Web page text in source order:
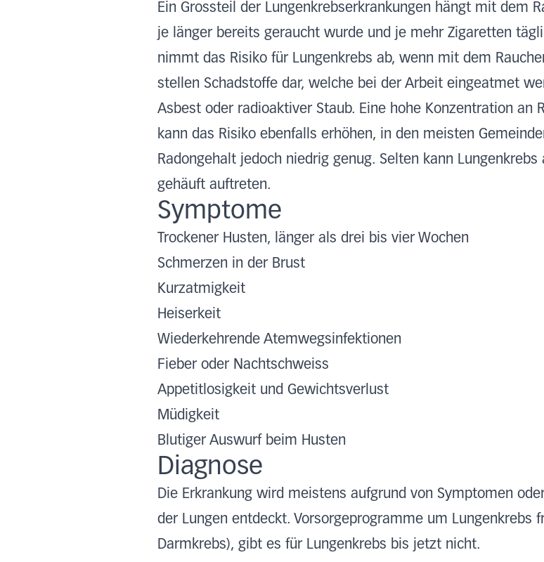
Ein Grossteil der Lungenkrebserkrankungen hängt mit dem
je länger bereits geraucht wurde und je mehr Zigaretten
nimmt das Risiko für Lungenkrebs ab, wenn mit dem
stellen Schadstoffe dar, welche bei der Arbeit eingeatmet
Asbest oder radioaktiver Staub. Eine hohe Konzentration an
kann das Risiko ebenfalls erhöhen, in den meisten
Radongehalt jedoch niedrig genug. Selten kann
gehäuft auftreten.
Symptome
Trockener Husten, länger als drei bis vier Wochen
Schmerzen in der Brust
Kurzatmigkeit
Heiserkeit
Wiederkehrende Atemwegsinfektionen
Fieber oder Nachtschweiss
Appetitlosigkeit und Gewichtsverlust
Müdigkeit
Blutiger Auswurf beim Husten
Diagnose
Die Erkrankung wird meistens aufgrund von Symptomen
der Lungen entdeckt. Vorsorgeprogramme um Lungenkrebs
Darmkrebs), gibt es für Lungenkrebs bis jetzt nicht.